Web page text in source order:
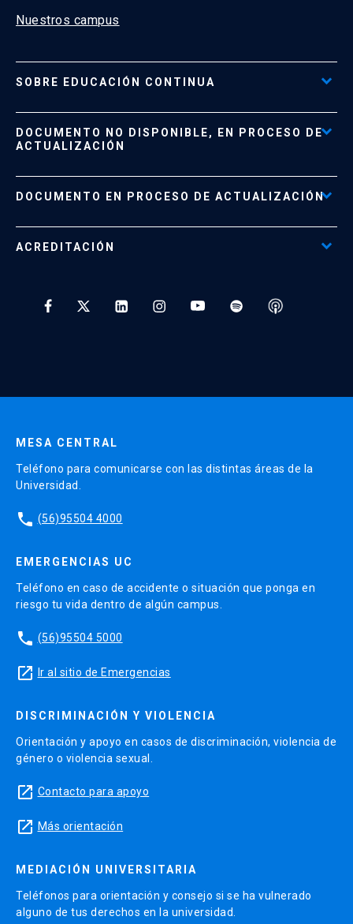
Nuestros campus
SOBRE EDUCACIÓN CONTINUA
Formas de Pago
Políticas de Retiro, Devolución e Información Importante
DOCUMENTO NO DISPONIBLE, EN PROCESO DE
ACTUALIZACIÓN
Documento No Disponible file_download
DOCUMENTO EN PROCESO DE ACTUALIZACIÓN
ACREDITACIÓN
MESA CENTRAL
Teléfono para comunicarse con las distintas áreas de la
Universidad.
phone (56)95504 4000
EMERGENCIAS UC
Teléfono en caso de accidente o situación que ponga en
riesgo tu vida dentro de algún campus.
phone (56)95504 5000
launch Ir al sitio de Emergencias
DISCRIMINACIÓN Y VIOLENCIA
Orientación y apoyo en casos de discriminación, violencia de
género o violencia sexual.
launch Contacto para apoyo
launch Más orientación
MEDIACIÓN UNIVERSITARIA
Teléfonos para orientación y consejo si se ha vulnerado
alguno de tus derechos en la universidad.